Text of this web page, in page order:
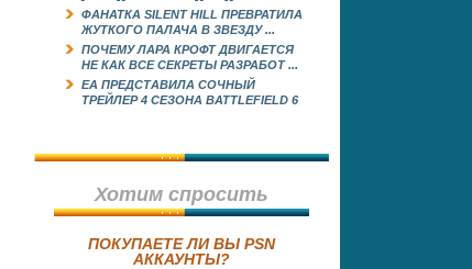
ФАНАТКА SILENT HILL ПРЕВРАТИЛА
ЖУТКОГО ПАЛАЧА В ЗВЕЗДУ ...
ПОЧЕМУ ЛАРА КРОФТ ДВИГАЕТСЯ
НЕ КАК ВСЕ СЕКРЕТЫ РАЗРАБОТ ...
EA ПРЕДСТАВИЛА СОЧНЫЙ
ТРЕЙЛЕР 4 СЕЗОНА BATTLEFIELD 6
Хотим спросить
ПОКУПАЕТЕ ЛИ ВЫ PSN
АККАУНТЫ?